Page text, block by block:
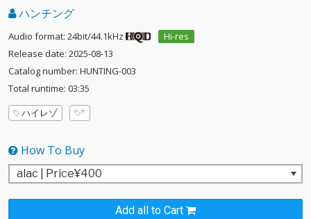
ハンチング
Audio format: 24bit/44.1kHz
Hi-res
Release date: 2025-08-13
Catalog number: HUNTING-003
Total runtime: 03:35
ハイレゾ
How To Buy
Add all to Cart